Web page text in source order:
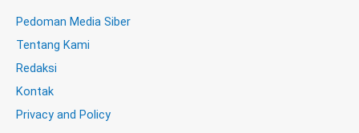
Pedoman Media Siber
Tentang Kami
Redaksi
Kontak
Privacy and Policy